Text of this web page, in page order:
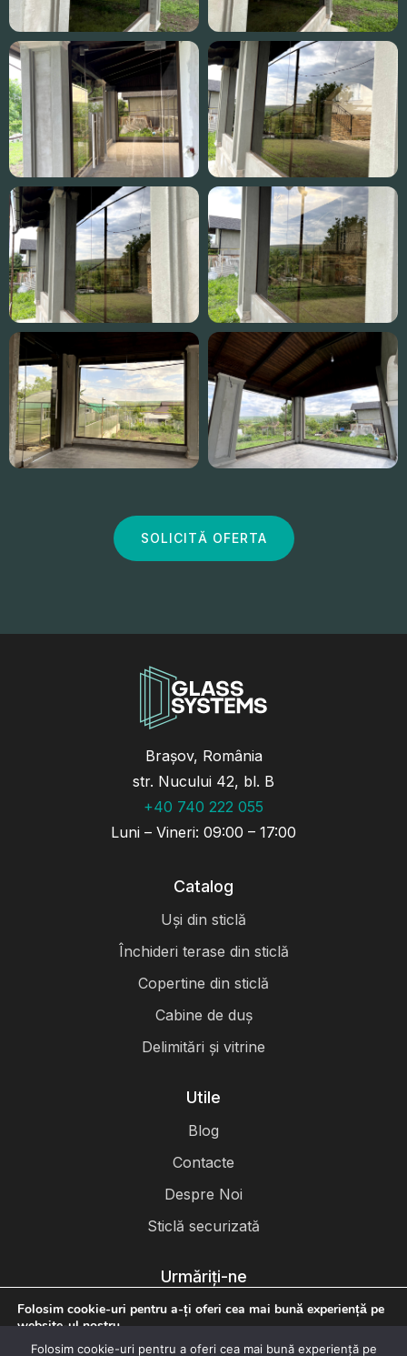
SOLICITĂ OFERTA
Brașov, România
str. Nucului 42, bl. B
+40 740 222 055
Luni – Vineri: 09:00 – 17:00
Catalog
Uși din sticlă
Închideri terase din sticlă
Copertine din sticlă
Cabine de duș
Delimitări și vitrine
Utile
Blog
Contacte
Despre Noi
Sticlă securizată
Urmăriți-ne
Folosim cookie-uri pentru a-ți oferi cea mai bună experiență pe
website-ul nostru.
Poți afla mai multe despre cookie-urile pe care le folosim sau le
Folosim cookie-uri pentru a oferi cea mai bună experiență pe